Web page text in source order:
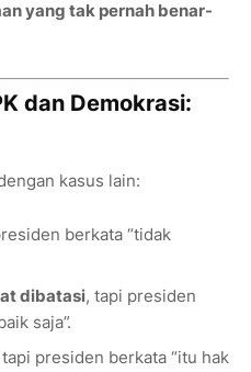
yang tak pernah benar-
dan Demokrasi:
kasus lain:
berkata “tidak
dibatasi, tapi presiden
saja”.
tapi presiden berkata “itu hak